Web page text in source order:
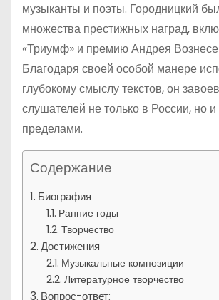
музыканты и поэты. Городницкий
множества престижных наград,
«Триумф» и премию Андрея
Благодаря своей особой манере
глубокому смыслу текстов, он
слушателей не только в России, но и
пределами.
Содержание
Биография
Ранние годы
Творчество
Достижения
Музыкальные композиции
Литературное творчество
Вопрос-ответ: